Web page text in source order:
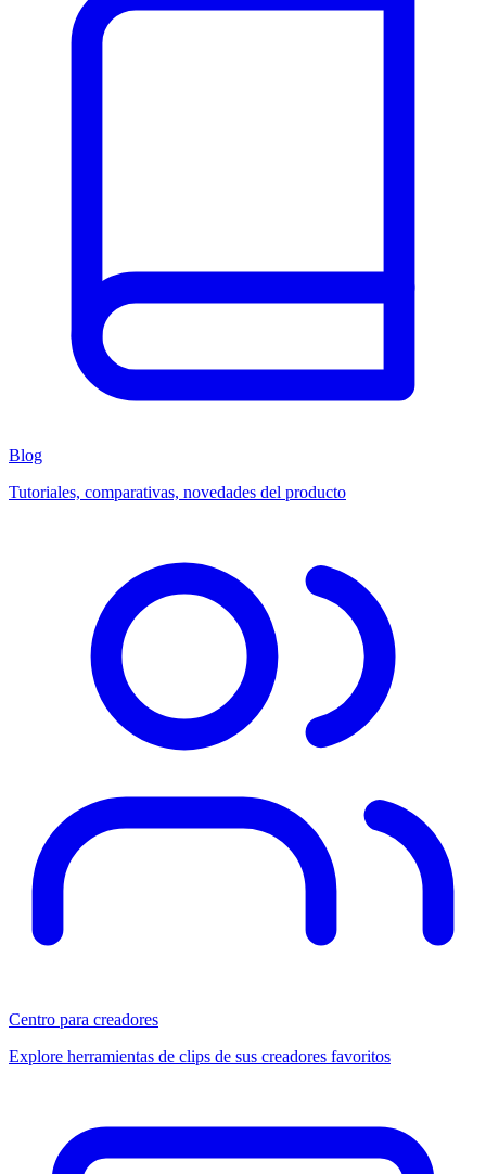
Blog
Tutoriales, comparativas, novedades del producto
Centro para creadores
Explore herramientas de clips de sus creadores favoritos